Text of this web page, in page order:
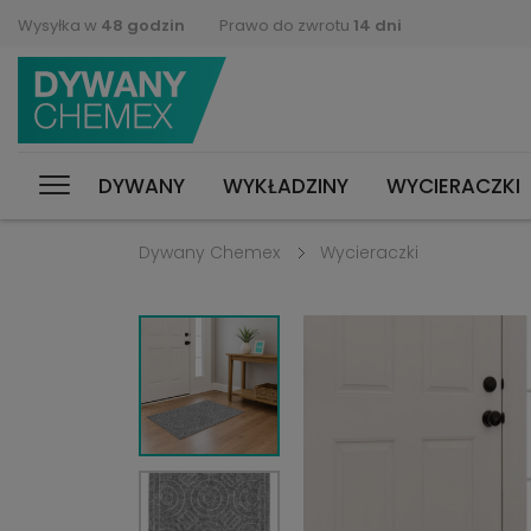
Wysyłka w 48 godzin Prawo do zwrotu 14 dni
DYWANY WYKŁADZINY WYCIERACZKI
Dywany Chemex Wycieraczki